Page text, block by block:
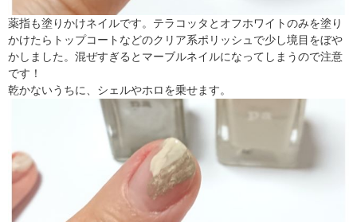
薬指も塗りかけネイルです。テラコッタとオフホワイトのみを塗り
かけたらトップコートなどのクリア系ポリッシュで少し境目をぼや
かしました。混ぜすぎるとマーブルネイルになってしまうので注意
です！
乾かないうちに、シェルやホロを乗せます。